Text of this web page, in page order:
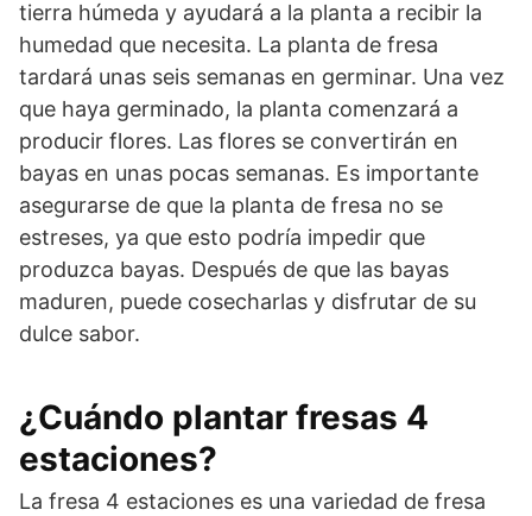
tierra húmeda y ayudará a la planta a recibir la
humedad que necesita. La planta de fresa
tardará unas seis semanas en germinar. Una vez
que haya germinado, la planta comenzará a
producir flores. Las flores se convertirán en
bayas en unas pocas semanas. Es importante
asegurarse de que la planta de fresa no se
estreses, ya que esto podría impedir que
produzca bayas. Después de que las bayas
maduren, puede cosecharlas y disfrutar de su
dulce sabor.
¿Cuándo plantar fresas 4
estaciones?
La fresa 4 estaciones es una variedad de fresa